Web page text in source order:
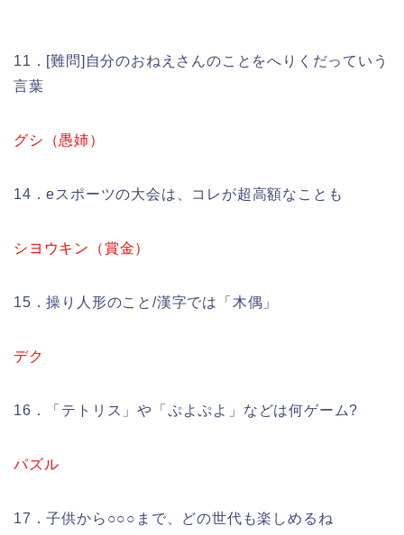
11．[難問]自分のおねえさんのことをへりくだっていう
言葉
グシ（愚姉）
14．eスポーツの大会は、コレが超高額なことも
シヨウキン（賞金）
15．操り人形のこと/漢字では「木偶」
デク
16．「テトリス」や「ぷよぷよ」などは何ゲーム?
パズル
17．子供から○○○まで、どの世代も楽しめるね